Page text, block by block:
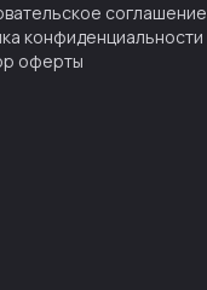
соглашение
конфиденциальности
оферты